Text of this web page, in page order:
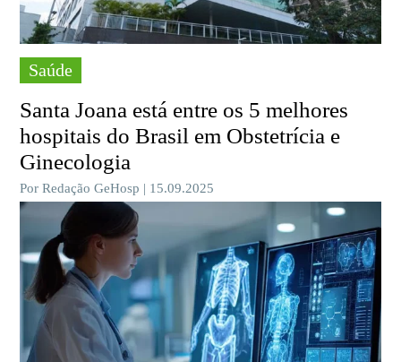
Saúde
Santa Joana está entre os 5 melhores
hospitais do Brasil em Obstetrícia e
Ginecologia
Por Redação GeHosp | 15.09.2025